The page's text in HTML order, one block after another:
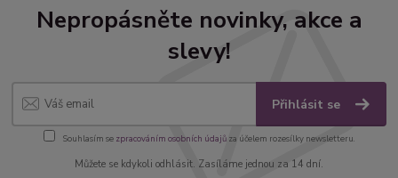
Nepropásněte novinky, akce a
slevy!
Přihlásit se
Souhlasím se zpracováním osobních údajůza účelem rozesílky newsletteru.
Můžete se kdykoli odhlásit. Zasíláme jednou za 14 dní.